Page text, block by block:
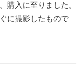
購入に至りました。
に撮影したもので